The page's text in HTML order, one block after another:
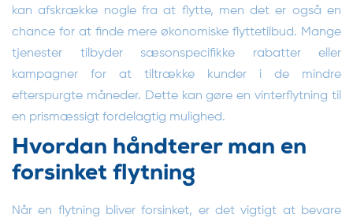
kan afskrække nogle fra at flytte, men det er også en
chance for at finde mere økonomiske flyttetilbud. Mange
tjenester tilbyder sæsonspecifikke rabatter eller
kampagner for at tiltrække kunder i de mindre
efterspurgte måneder. Dette kan gøre en vinterflytning til
en prismæssigt fordelagtig mulighed.
Hvordan håndterer man en
forsinket flytning
Når en flytning bliver forsinket, er det vigtigt at bevare